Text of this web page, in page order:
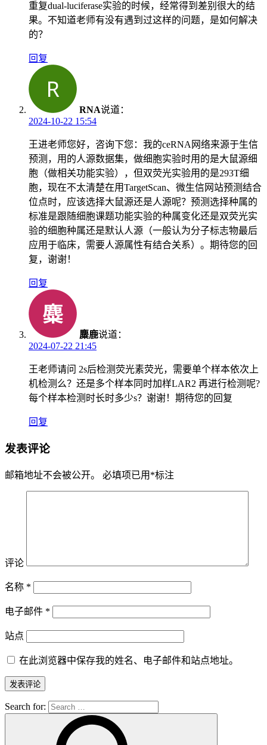
重复dual-luciferase实验的时候，经常得到差别很大的结
果。不知道老师有没有遇到过这样的问题，是如何解决
的？
回复
RNA说道：
2024-10-22 15:54
王进老师您好，咨询下您：我的ceRNA网络来源于生信
预测，用的人源数据集，做细胞实验时用的是大鼠源细
胞（做相关功能实验），但双荧光实验用的是293T细
胞，现在不太清楚在用TargetScan、微生信网站预测结合
位点时，应该选择大鼠源还是人源呢？预测选择种属的
标准是跟随细胞课题功能实验的种属变化还是双荧光实
验的细胞种属还是默认人源（一般认为分子标志物最后
应用于临床，需要人源属性有结合关系）。期待您的回
复，谢谢！
回复
麋鹿说道：
2024-07-22 21:45
王老师请问 2s后检测荧光素荧光，需要单个样本依次上
机检测么？还是多个样本同时加样LAR2 再进行检测呢?
每个样本检测时长时多少s？谢谢！期待您的回复
回复
发表评论
邮箱地址不会被公开。 必填项已用 *标注
评论
名称 *
电子邮件 *
站点
在此浏览器中保存我的姓名、电子邮件和站点地址。
Search for: